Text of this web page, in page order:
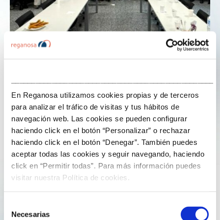
En Reganosa utilizamos cookies propias y de terceros
para analizar el tráfico de visitas y tus hábitos de
navegación web. Las cookies se pueden configurar
haciendo click en el botón “Personalizar” o rechazar
haciendo click en el botón “Denegar”. También puedes
aceptar todas las cookies y seguir navegando, haciendo
click en “Permitir todas”. Para más información puedes
visitar nuestra Política de cookies.
Necesarias
La Navidad en equipo: así vive Reganosa
sus tradiciones corporativas
Las tradiciones compartidas forman parte de la
identidad de las organizaciones y contribuyen a
fortalecer los vínculos entre las personas. En Reganosa,
los encuentros navideños se han consolidado como
una oportunidad para reforzar el espíritu de equipo y